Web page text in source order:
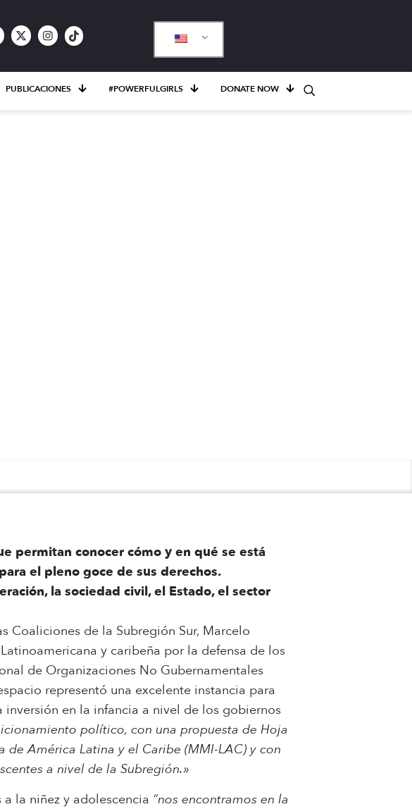
PUBLICACIONES #POWERFULGIRLS DONATE NOW
permitan conocer cómo y en qué se está
el pleno goce de sus derechos.
la sociedad civil, el Estado, el sector
Coaliciones de la Subregión Sur, Marcelo
y caribeña por la defensa de los
de Organizaciones No Gubernamentales
representó una excelente instancia para
en la infancia a nivel de los gobiernos
político, con una propuesta de Hoja
América Latina y el Caribe (MMI-LAC) y con
a nivel de la Subregión.»
la niñez y adolescencia “nos encontramos en la